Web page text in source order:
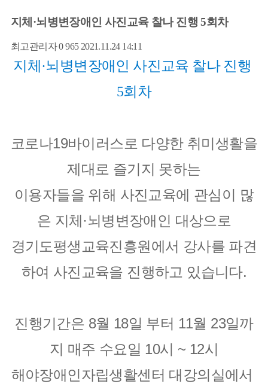
지체·뇌병변장애인 사진교육 찰나 진행 5회차
최고관리자 09652021.11.24 14:11
지체·뇌병변장애인 사진교육 찰나 진행
5회차
코로나19바이러스로 다양한 취미생활을
제대로 즐기지 못하는
이용자들을 위해 사진교육에 관심이 많
은 지체·뇌병변장애인 대상으로
경기도평생교육진흥원에서 강사를 파견
하여 사진교육을 진행하고 있습니다.
진행기간은 8월 18일 부터 11월 23일까
지 매주 수요일 10시 ~ 12시
해야장애인자립생활센터 대강의실에서